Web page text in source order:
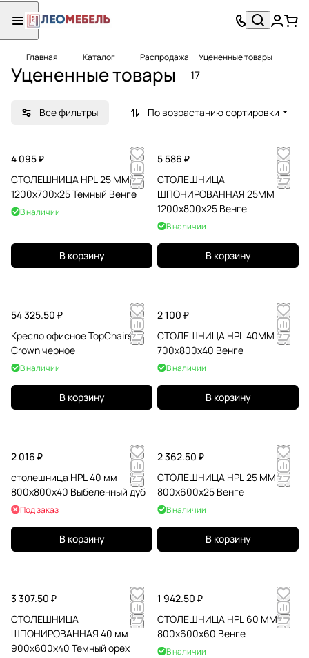
Главная Каталог Распродажа Уцененные товары
Уцененные товары 17
Все фильтры По возрастанию сортировки
4 095 ₽
СТОЛЕШНИЦА HPL 25 ММ
1200х700х25 Темный Венге
В наличии
В корзину
5 586 ₽
СТОЛЕШНИЦА
ШПОНИРОВАННАЯ 25ММ
1200х800х25 Венге
В наличии
В корзину
54 325.50 ₽
Кресло офисное TopChairs
Crown черное
В наличии
В корзину
2 100 ₽
СТОЛЕШНИЦА HPL 40ММ
700х800х40 Венге
В наличии
В корзину
2 016 ₽
столешница HPL 40 мм
800х800х40 Выбеленный дуб
Под заказ
В корзину
2 362.50 ₽
СТОЛЕШНИЦА HPL 25 ММ
800х600х25 Венге
В наличии
В корзину
3 307.50 ₽
СТОЛЕШНИЦА
ШПОНИРОВАННАЯ 40 мм
900х600х40 Темный орех
1 942.50 ₽
СТОЛЕШНИЦА HPL 60 ММ
800х600х60 Венге
В наличии